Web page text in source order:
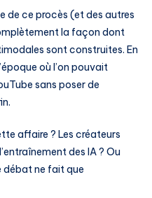
de ce procès (et des autres
la façon dont
sont construites. En
où l’on pouvait
sans poser de
affaire ? Les créateurs
des IA ? Ou
débat ne fait que